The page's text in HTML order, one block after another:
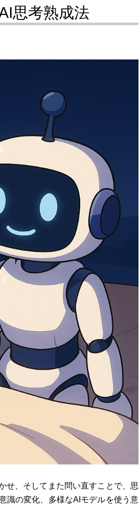
思考熟成法
せ、そしてまた問い直すことで、思
識の変化、多様なAIモデルを使う意